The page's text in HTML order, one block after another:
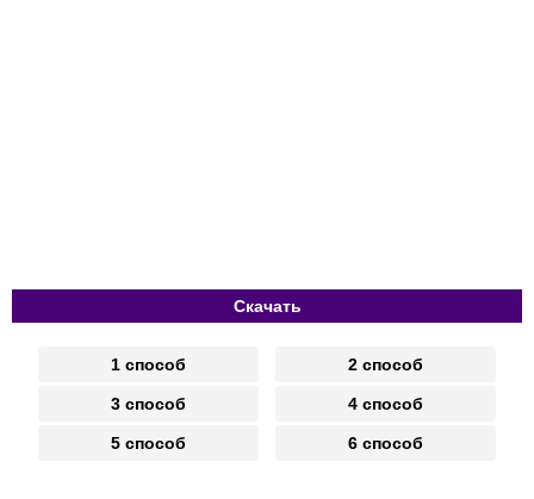
Скачать
1 способ 2 способ
3 способ 4 способ
5 способ 6 способ